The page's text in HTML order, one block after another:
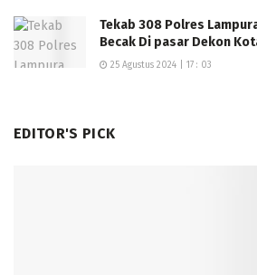
Tekab 308 Polres
Becak Di pasar Dekon
25 Agustus 2024 | 17 : 03
EDITOR'S PICK